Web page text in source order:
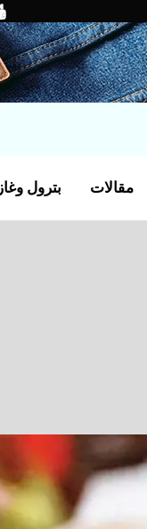
بترول وغاز مقالات